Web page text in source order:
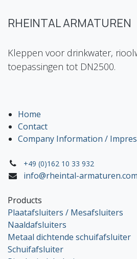
RHEINTAL ARMATUREN
Kleppen voor drinkwater,
toepassingen tot DN2500.
Home
Contact
Company Information /
+49 (0)162 10 33 932
info@rheintal-armaturen.com
Products
Plaatafsluiters / Mesafsluiters
Naaldafsluiters
Metaal dichtende schuifafsluiter
Schuifafsluiter